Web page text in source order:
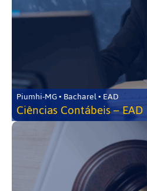
Piumhi-MG • Bacharel • EAD
Ciências Contábeis – EAD